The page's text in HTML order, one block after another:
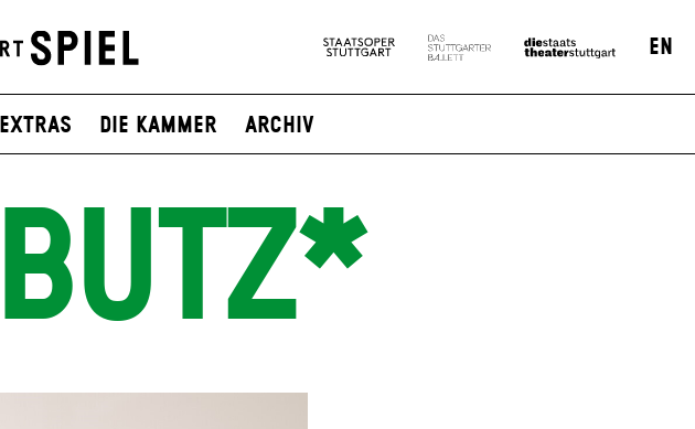
EN
Extras Die Kammer Archiv